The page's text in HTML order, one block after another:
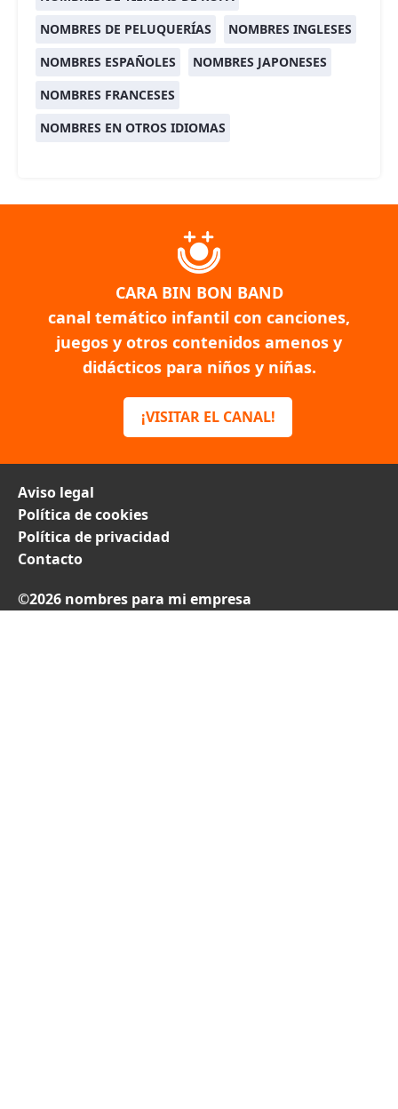
NOMBRES DE PELUQUERÍAS
NOMBRES INGLESES
NOMBRES ESPAÑOLES
NOMBRES JAPONESES
NOMBRES FRANCESES
NOMBRES EN OTROS IDIOMAS
CARA BIN BON BAND
canal temático infantil con canciones,
juegos y otros contenidos amenos y
didácticos para niños y niñas.
¡VISITAR EL CANAL!
Aviso legal
Política de cookies
Política de privacidad
Contacto
©2026 nombres para mi empresa